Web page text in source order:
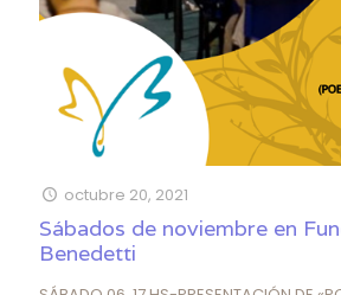
octubre 20, 2021
Sábados de noviembre en
Benedetti